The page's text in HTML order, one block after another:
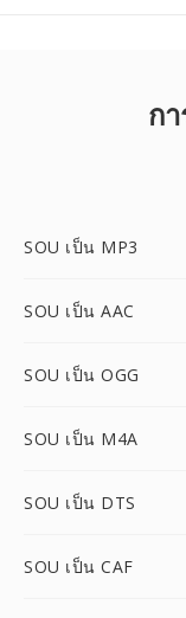
ก
SOU เป็น MP3
SOU เป็น AAC
SOU เป็น OGG
SOU เป็น M4A
SOU เป็น DTS
SOU เป็น CAF